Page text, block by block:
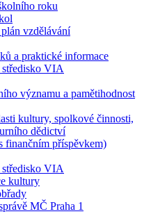
roku
vzdělávání
a praktické informace
středisko VIA
významu a pamětihodnost
kultury, spolkové činnosti,
dědictví
finančním příspěvkem)
středisko VIA
kultury
MČ Praha 1